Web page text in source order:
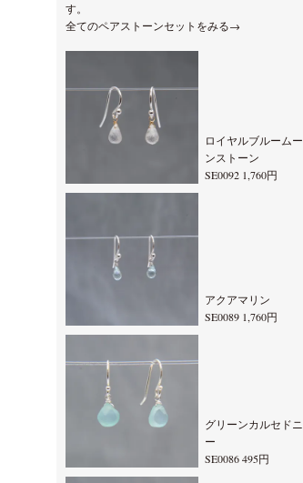
す。
全てのペアストーンセットをみる→
ロイヤルブルームー
ンストーン
SE0092 1,760円
アクアマリン
SE0089 1,760円
グリーンカルセドニ
ー
SE0086 495円